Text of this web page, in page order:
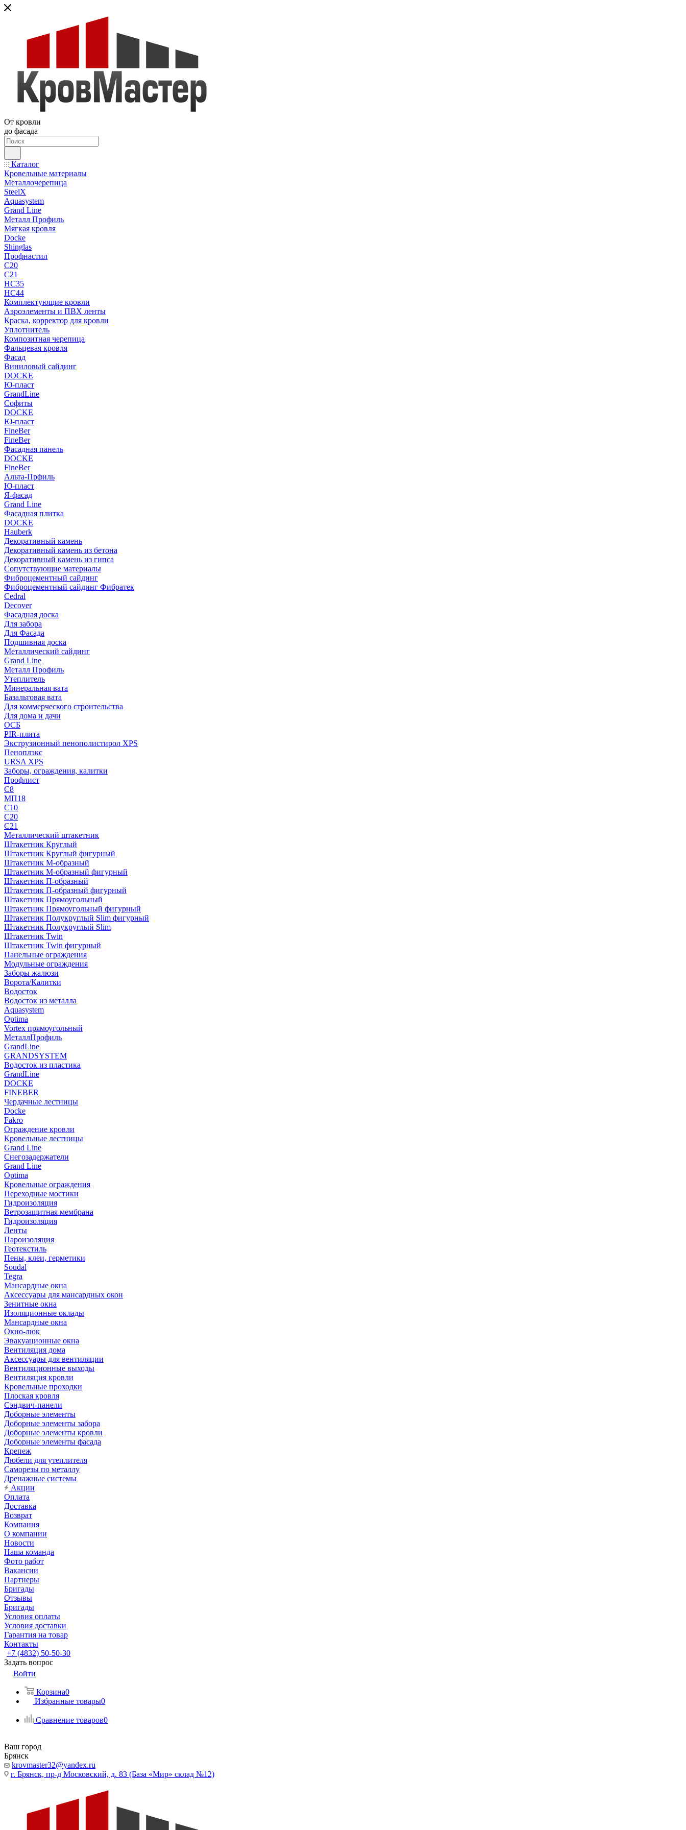
От кровли
до фасада
Каталог
Кровельные материалы
Металлочерепица
SteelX
Aquasystem
Grand Line
Металл Профиль
Мягкая кровля
Docke
Shinglas
Профнастил
C20
C21
НС35
НС44
Комплектующие кровли
Аэроэлементы и ПВХ ленты
Краска, корректор для кровли
Уплотнитель
Композитная черепица
Фальцевая кровля
Фасад
Виниловый сайдинг
DOCKE
Ю-пласт
GrandLine
Софиты
DOCKE
Ю-пласт
FineBer
FineBer
Фасадная панель
DOCKE
FineBer
Альта-Прфиль
Ю-пласт
Я-фасад
Grand Line
Фасадная плитка
DOCKE
Hauberk
Декоративный камень
Декоративный камень из бетона
Декоративный камень из гипса
Сопутствующие материалы
Фиброцементный сайдинг
Фиброцементный сайдинг Фибратек
Cedral
Decover
Фасадная доска
Для забора
Для Фасада
Подшивная доска
Металлический сайдинг
Grand Line
Металл Профиль
Утеплитель
Минеральная вата
Базальтовая вата
Для коммерческого строительства
Для дома и дачи
ОСБ
PIR-плита
Экструзионный пенополистирол XPS
Пеноплэкс
URSA XPS
Заборы, ограждения, калитки
Профлист
С8
МП18
С10
С20
С21
Металлический штакетник
Штакетник Круглый
Штакетник Круглый фигурный
Штакетник М-образный
Штакетник М-образный фигурный
Штакетник П-образный
Штакетник П-образный фигурный
Штакетник Прямоугольный
Штакетник Прямоугольный фигурный
Штакетник Полукруглый Slim фигурный
Штакетник Полукруглый Slim
Штакетник Twin
Штакетник Twin фигурный
Панельные ограждения
Модульные ограждения
Заборы жалюзи
Ворота/Калитки
Водосток
Водосток из металла
Aquasystem
Optima
Vortex прямоугольный
МеталлПрофиль
GrandLine
GRANDSYSTEM
Водосток из пластика
GrandLine
DOCKE
FINEBER
Чердачные лестницы
Docke
Fakro
Ограждение кровли
Кровельные лестницы
Grand Line
Снегозадержатели
Grand Line
Optima
Кровельные ограждения
Переходные мостики
Гидроизоляция
Ветрозащитная мембрана
Гидроизоляция
Ленты
Пароизоляция
Геотекстиль
Пены, клеи, герметики
Soudal
Tegra
Мансардные окна
Аксессуары для мансардных окон
Зенитные окна
Изоляционные оклады
Мансардные окна
Окно-люк
Эвакуационные окна
Вентиляция дома
Аксессуары для вентиляции
Вентиляционные выходы
Вентиляция кровли
Кровельные проходки
Плоская кровля
Сэндвич-панели
Доборные элементы
Доборные элементы забора
Доборные элементы кровли
Доборные элементы фасада
Крепеж
Дюбели для утеплителя
Саморезы по металлу
Дренажные системы
Акции
Оплата
Доставка
Возврат
Компания
О компании
Новости
Наша команда
Фото работ
Вакансии
Партнеры
Бригады
Отзывы
Бригады
Условия оплаты
Условия доставки
Гарантия на товар
Контакты
+7 (4832) 50-50-30
Задать вопрос
Войти
Корзина0
Избранные товары0
Сравнение товаров0
Ваш город
Брянск
krovmaster32@yandex.ru
г. Брянск, пр-д Московский, д. 83 (База «Мир» склад №12)